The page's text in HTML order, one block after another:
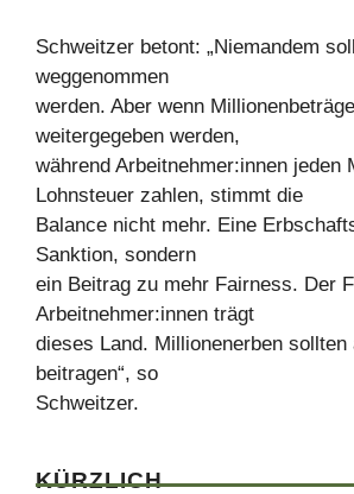
Schweitzer betont: „Niemandem
weggenommen
werden. Aber wenn
weitergegeben werden,
während Arbeitnehmer:innen jeden
Lohnsteuer zahlen, stimmt die
Balance nicht mehr. Eine
Sanktion, sondern
ein Beitrag zu mehr Fairness. Der
Arbeitnehmer:innen trägt
dieses Land. Millionenerben sollten
beitragen“, so
Schweitzer.
KÜRZLICH